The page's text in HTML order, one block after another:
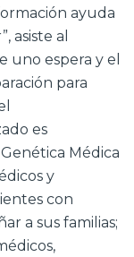
ayuda
asiste al
uno espera y el
para
es
Médica
y
con
a sus familias;